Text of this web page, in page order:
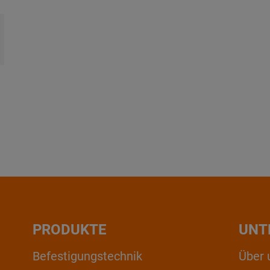
PRODUKTE
Befestigungstechnik
Über